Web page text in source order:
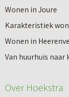
r
i
j
f
p
B
e
d
r
j
Wonen in Joure
Karakteristiek
Wonen in
Van huurhuis naar
Over Hoekstra